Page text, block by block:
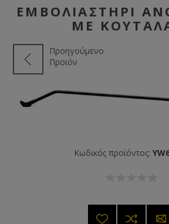
ΕΜΒΟΛΙΑΣΤΉΡΙ
ΜΕ
Προηγούμενο
Προϊόν
Κωδικός προϊόντος: